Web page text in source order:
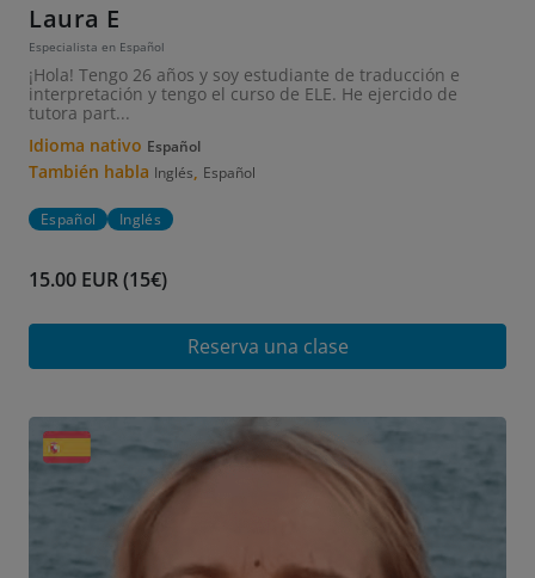
Laura E
Especialista en Español
¡Hola! Tengo 26 años y soy estudiante de traducción e
interpretación y tengo el curso de ELE. He ejercido de
tutora part...
Idioma nativo Español
También habla Inglés Español
Español Inglés
15.00 EUR (15€)
Reserva una clase